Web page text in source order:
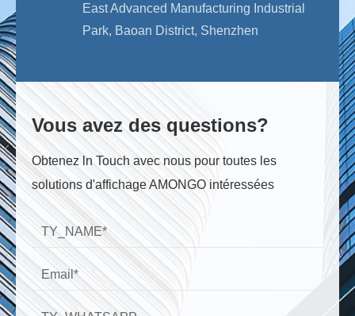
East Advanced Manufacturing Industrial
Park, Baoan District, Shenzhen
Vous avez des questions?
Obtenez ln Touch avec nous pour toutes les
solutions d'affichage AMONGO intéressées